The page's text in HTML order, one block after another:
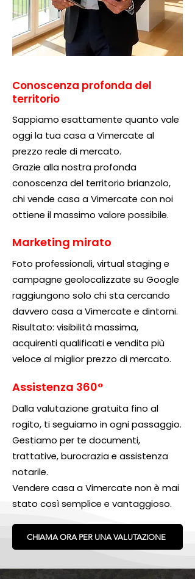
Conoscenza profonda del
territorio
Sappiamo esattamente quanto vale
oggi la tua casa a Vimercate al
prezzo reale di mercato.
Grazie alla nostra profonda
conoscenza del territorio brianzolo,
chi vende casa a Vimercate con noi
ottiene il massimo valore possibile.
Marketing mirato
Foto professionali, virtual staging e
campagne geolocalizzate su Google
raggiungono solo chi sta cercando
davvero casa a Vimercate e dintorni.
Risultato: visibilità massima,
acquirenti qualificati e vendita più
veloce al miglior prezzo di mercato.
Assistenza 360°
Dalla valutazione gratuita fino al
rogito, ti seguiamo in ogni passaggio.
Gestiamo per te documenti,
trattative, burocrazia e assistenza
notarile.
Vendere casa a Vimercate non è mai
stato così semplice e vantaggioso.
CHIAMA ORA PER UNA VALUTAZIONE